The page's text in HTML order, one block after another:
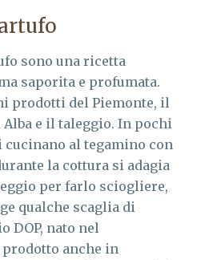
sono una ricetta
saporita e profumata.
prodotti del Piemonte, il
e il taleggio. In pochi
al tegamino con
la cottura si adagia
per farlo sciogliere,
qualche scaglia di
DOP, nato nel
prodotto anche in